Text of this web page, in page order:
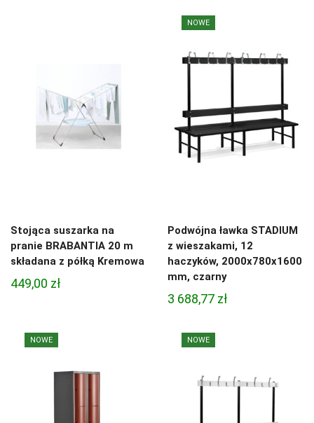
Stojąca suszarka na
pranie BRABANTIA 20 m
składana z półką Kremowa
449,00 zł
NOWE
Podwójna ławka STADIUM
z wieszakami, 12
haczyków, 2000x780x1600
mm, czarny
3 688,77 zł
NOWE NOWE